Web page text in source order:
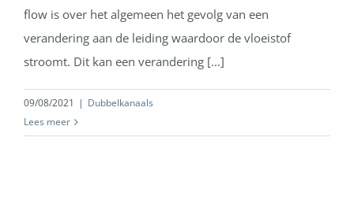
flow is over het algemeen het gevolg van een
verandering aan de leiding waardoor de vloeistof
stroomt. Dit kan een verandering [...]
09/08/2021 | Dubbelkanaals
Lees meer